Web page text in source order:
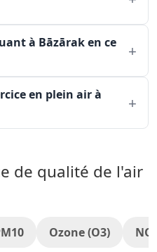
à Bāzārak en ce
en plein air à
de qualité de l'air
Ozone (O3)